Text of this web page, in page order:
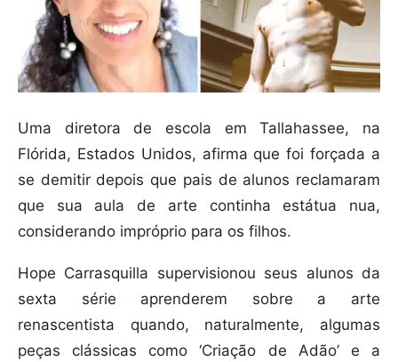
Uma diretora de escola em Tallahassee, na
Flórida, Estados Unidos, afirma que foi forçada a
se demitir depois que pais de alunos reclamaram
que sua aula de arte continha estátua nua,
considerando impróprio para os filhos.
Hope Carrasquilla supervisionou seus alunos da
sexta série aprenderem sobre a arte
renascentista quando, naturalmente, algumas
peças clássicas como ‘Criação de Adão’ e a